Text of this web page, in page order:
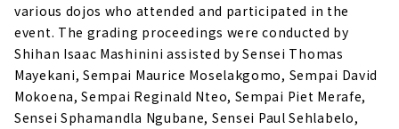
various dojos who attended and participated in the
event. The grading proceedings were conducted by
Shihan Isaac Mashinini assisted by Sensei Thomas
Mayekani, Sempai Maurice Moselakgomo, Sempai David
Mokoena, Sempai Reginald Nteo, Sempai Piet Merafe,
Sensei Sphamandla Ngubane, Sensei Paul Sehlabelo,